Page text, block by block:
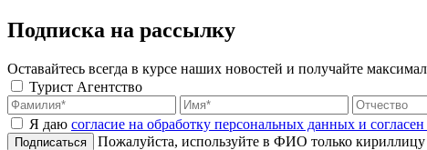
Подписка на рассылку
Оставайтесь всегда в курсе наших новостей и получайте
Турист Агентство
Я даю согласие на обработку персональных данных и
Подписаться
Пожалуйста, используйте в ФИО только кириллицу